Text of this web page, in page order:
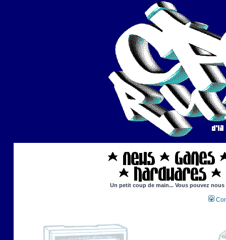
Un petit coup de main... Vous pouvez